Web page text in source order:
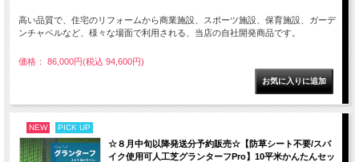
高い品質で、住宅のリフォームから商業施設、スポーツ施設、保育施設、ガーデ
ンチャペルなど、様々な場面で利用される、当店の自社開発商品です。
価格： 86,000円(税込 94,600円)
NEW PICK UP
☆８月中旬以降発送分予約販売☆【防草シート不要/スパ
イク使用可人工芝グランターフPro】10平米かんたんセッ